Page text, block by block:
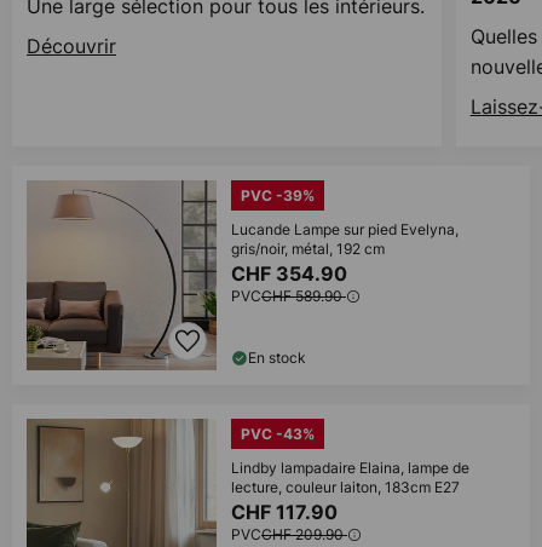
Une large sélection pour tous les intérieurs.
Découvrir
PVC -39%
Lucande Lampe sur pied Evelyna,
gris/noir, métal, 192 cm
CHF 354.90
PVCCHF 589.90
En stock
PVC -43%
Lindby lampadaire Elaina, lampe de
lecture, couleur laiton, 183cm E27
CHF 117.90
PVCCHF 209.90